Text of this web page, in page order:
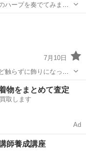
ハープを奏でてみませ
ハープの音色は弾く本
近所迷惑の心配もな
7月10日
触らずに飾りになって
物をまとめて査定
取します
Ad
師養成講座